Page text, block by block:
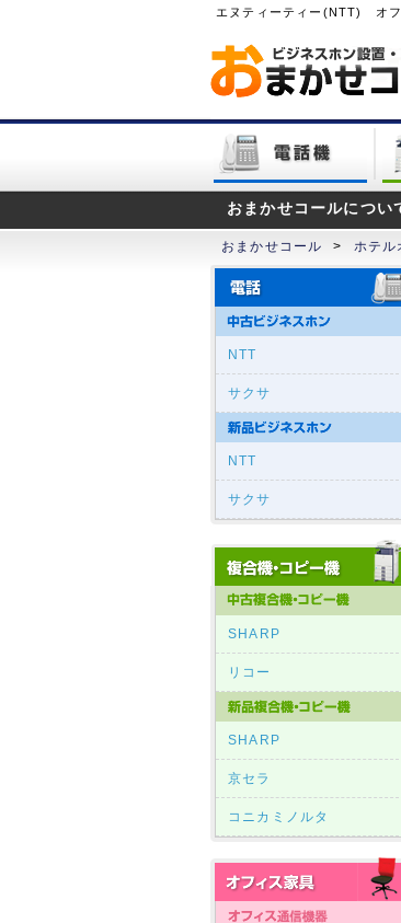
エヌティーティー(NTT) オフ
おまかせコールについ
おまかせコール > ホテル
NTT
サクサ
NTT
サクサ
SHARP
リコー
SHARP
京セラ
コニカミノルタ